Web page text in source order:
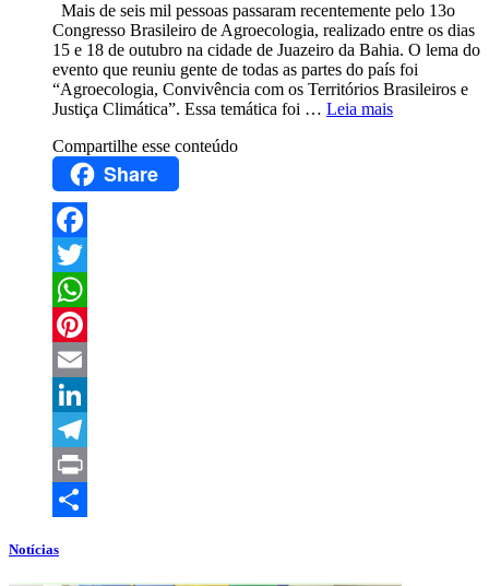
Mais de seis mil pessoas passaram recentemente pelo 13o
Congresso Brasileiro de Agroecologia, realizado entre os dias
15 e 18 de outubro na cidade de Juazeiro da Bahia. O lema do
evento que reuniu gente de todas as partes do país foi
“Agroecologia, Convivência com os Territórios Brasileiros e
Justiça Climática”. Essa temática foi … Leia mais
Compartilhe esse conteúdo
Share
Facebook
Twitter
WhatsApp
Pinterest
Email
LinkedIn
Telegram
Print
Notícias